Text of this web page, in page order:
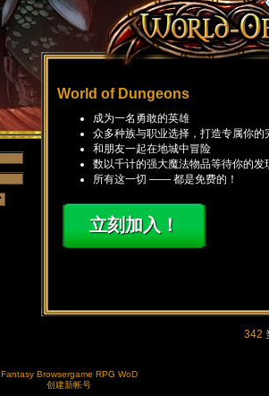
342
World of Dungeons
成为一名勇敢的英雄
众多种族与职业选择，打造专属你的
和朋友一起在地城中冒险
数以千计的强大魔法物品等待你的发
所有这一切 —— 都是免费的！
立刻加入！
Fantasy Browsergame RPG WoD
创建新帐号